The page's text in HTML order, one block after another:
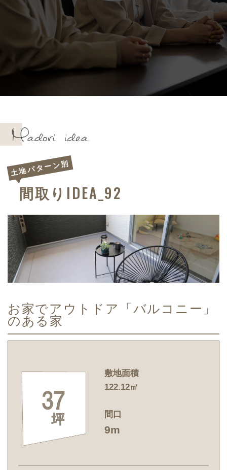
土地パターン別
間取り IDEA_92
お家でアウトドア「バルコニー」
のある家
敷地面積
122.12㎡
間口
9m